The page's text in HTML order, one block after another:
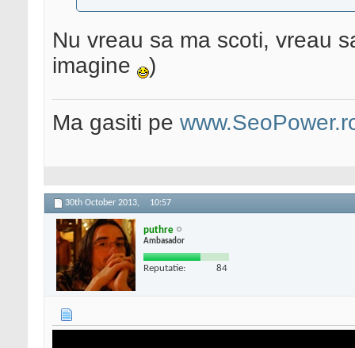
Nu vreau sa ma scoti, vreau
imagine
)
Ma gasiti pe
30th October 2013, 10:57
puthre
Ambasador
Reputatie: 84